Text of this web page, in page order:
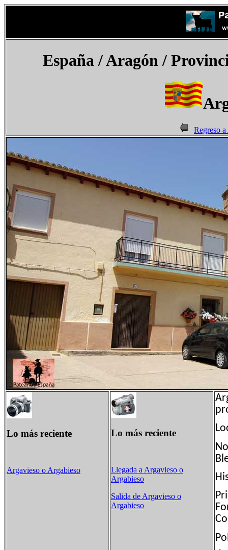
España/ Aragón /
Regreso
Lo más reciente
Argavieso o Argabieso
Lo más reciente
Llegada a Argavieso o
Argabieso
Salida de Argavieso o
Argabieso